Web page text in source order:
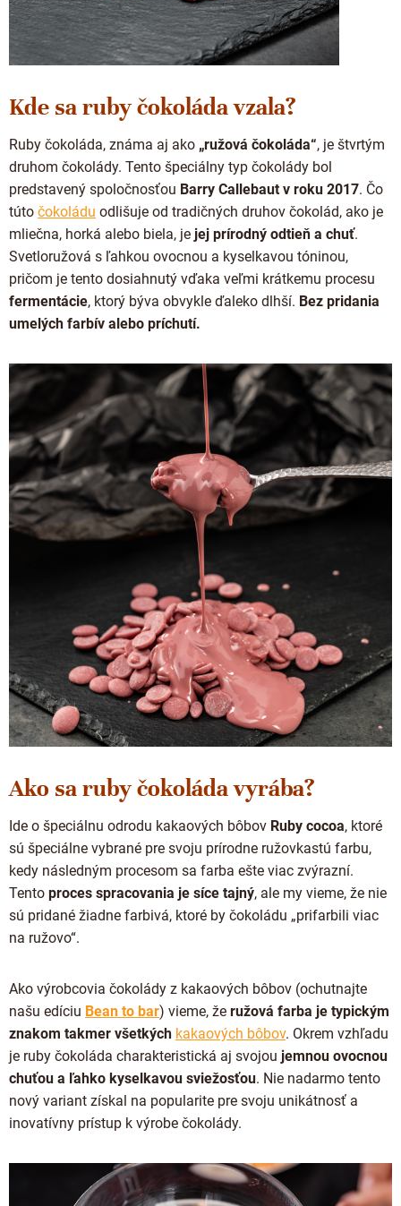
Kde sa ruby čokoláda vzala?
Ruby čokoláda, známa aj ako „ružová čokoláda“, je štvrtým
druhom čokolády. Tento špeciálny typ čokolády bol
predstavený spoločnosťou Barry Callebaut v roku 2017. Čo
túto čokoládu odlišuje od tradičných druhov čokolád, ako je
mliečna, horká alebo biela, je jej prírodný odtieň a chuť.
Svetloružová s ľahkou ovocnou a kyselkavou tóninou,
pričom je tento dosiahnutý vďaka veľmi krátkemu procesu
fermentácie, ktorý býva obvykle ďaleko dlhší. Bez pridania
umelých farbív alebo príchutí.
Ako sa ruby čokoláda vyrába?
Ide o špeciálnu odrodu kakaových bôbov Ruby cocoa, ktoré
sú špeciálne vybrané pre svoju prírodne ružovkastú farbu,
kedy následným procesom sa farba ešte viac zvýrazní.
Tento proces spracovania je síce tajný, ale my vieme, že nie
sú pridané žiadne farbivá, ktoré by čokoládu „prifarbili viac
na ružovo“.
Ako výrobcovia čokolády z kakaových bôbov (ochutnajte
našu edíciu Bean to bar) vieme, že ružová farba je typickým
znakom takmer všetkých kakaových bôbov. Okrem vzhľadu
je ruby ​​čokoláda charakteristická aj svojou jemnou ovocnou
chuťou a ľahko kyselkavou sviežosťou. Nie nadarmo tento
nový variant získal na popularite pre svoju unikátnosť a
inovatívny prístup k výrobe čokolády.